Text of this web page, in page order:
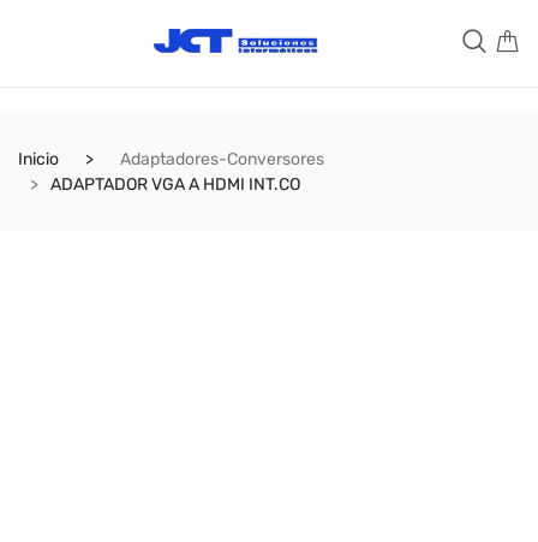
Inicio
Adaptadores-Conversores
ADAPTADOR VGA A HDMI INT.CO